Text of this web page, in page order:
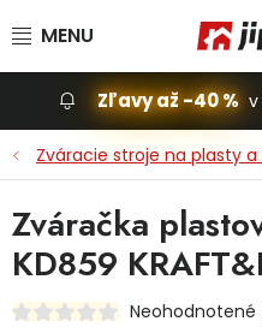
Slevoakce
Stavba, dom
Dielňa
Zľavy až -40 % v
Zváracie stroje na plasty
Zváračka
KD859
Neohodnotené